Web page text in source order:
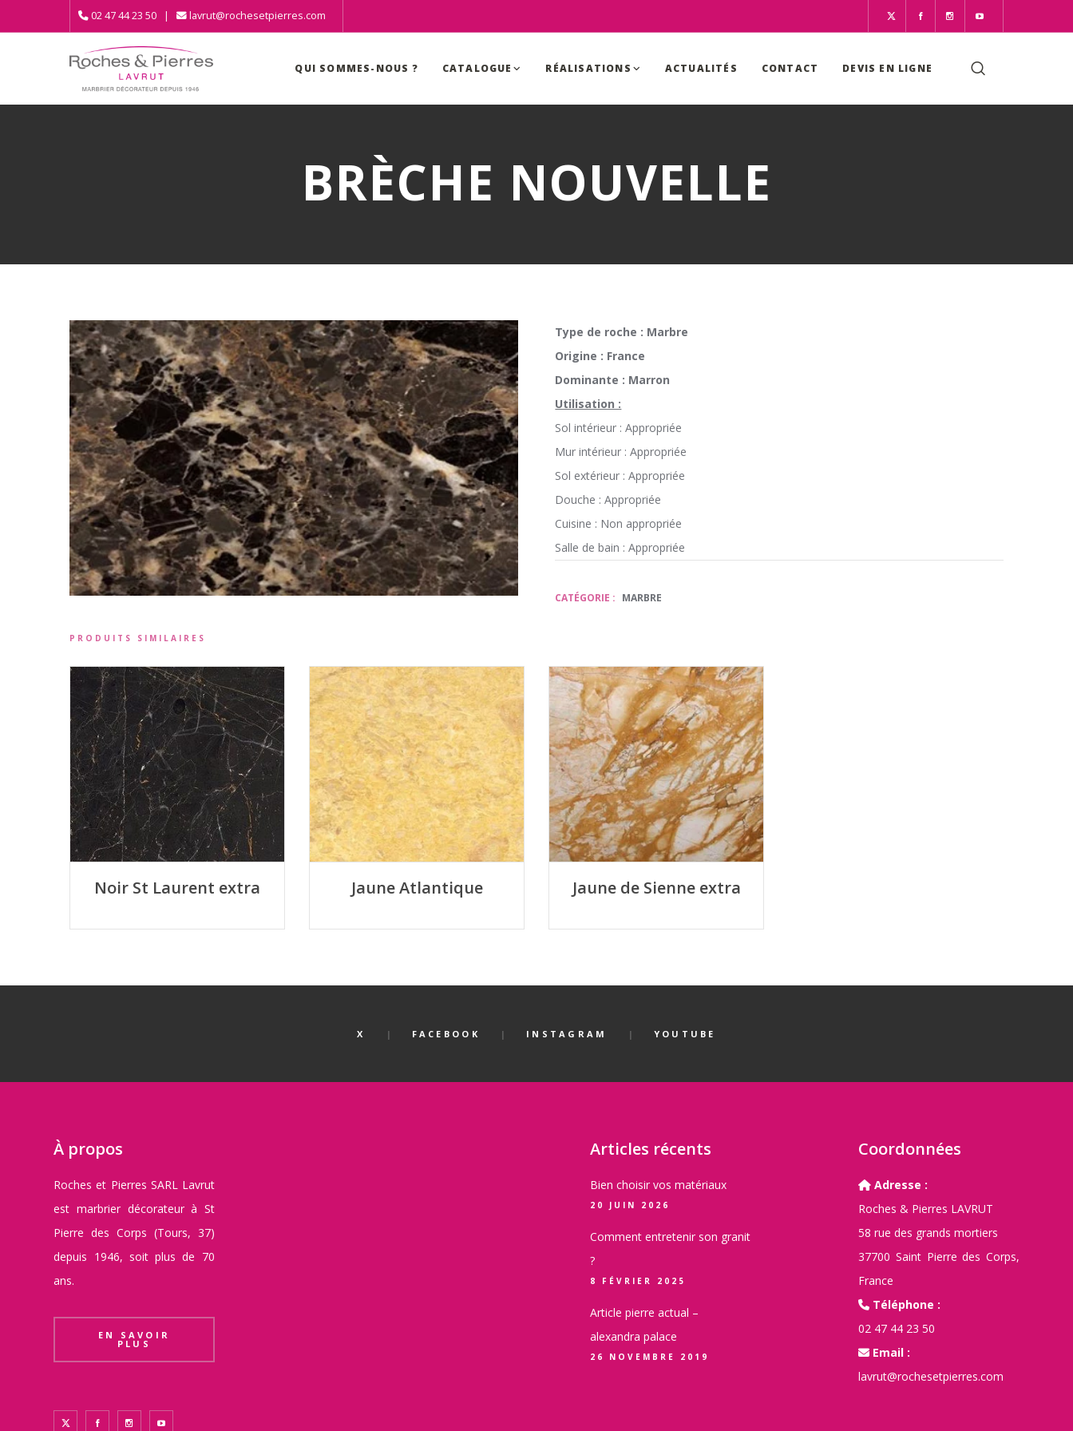
02 47 44 23 50 | lavrut@rochesetpierres.com
QUI SOMMES-NOUS ? CATALOGUE RÉALISATIONS ACTUALITÉS CONTACT DEVIS EN LIGNE
BRÈCHE NOUVELLE
Type de roche : Marbre
Origine : France
Dominante : Marron
Utilisation :
Sol intérieur : Appropriée
Mur intérieur : Appropriée
Sol extérieur : Appropriée
Douche : Appropriée
Cuisine : Non appropriée
Salle de bain : Appropriée
CATÉGORIE : MARBRE
PRODUITS SIMILAIRES
Noir St Laurent extra Jaune Atlantique Jaune de Sienne extra
X FACEBOOK INSTAGRAM YOUTUBE
À propos
Roches et Pierres SARL Lavrut
est marbrier décorateur à St
Pierre des Corps (Tours, 37)
depuis 1946, soit plus de 70
ans.
EN SAVOIR
PLUS
Articles récents
Bien choisir vos matériaux
20 JUIN 2026
Comment entretenir son granit
?
8 FÉVRIER 2025
Article pierre actual –
alexandra palace
26 NOVEMBRE 2019
Coordonnées
Adresse :
Roches & Pierres LAVRUT
58 rue des grands mortiers
37700 Saint Pierre des Corps,
France
Téléphone :
02 47 44 23 50
Email :
lavrut@rochesetpierres.com